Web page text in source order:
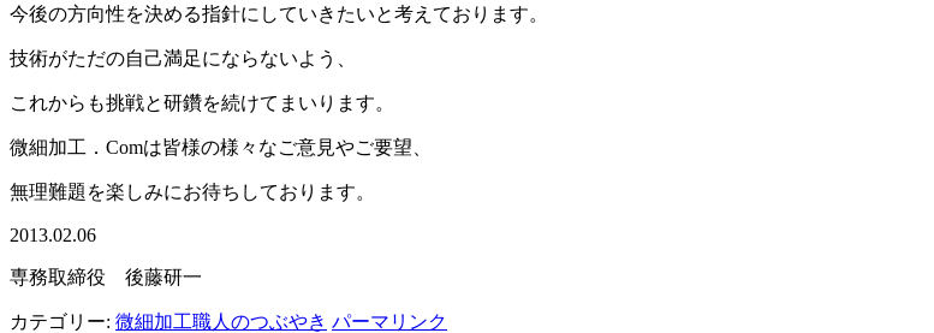
今後の方向性を決める指針にしていきたいと考えております。
技術がただの自己満足にならないよう、
これからも挑戦と研鑽を続けてまいります。
微細加工．Comは皆様の様々なご意見やご要望、
無理難題を楽しみにお待ちしております。
2013.02.06
専務取締役 後藤研一
カテゴリー: 微細加工職人のつぶやき パーマリンク